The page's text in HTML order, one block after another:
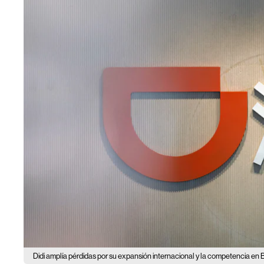
Didi amplía pérdidas por su expansión internacional y la competencia en